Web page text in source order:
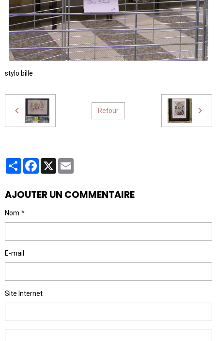
stylo bille
Retour
PartagerFacebook
X
AJOUTER UN COMMENTAIRE
Nom
E-mail
Site Internet